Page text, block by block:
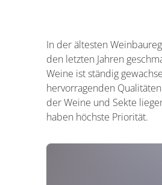
0 Sitzplätze (außen)
In der ältesten
den letzten Jahren
Weine ist ständig
hervorragenden
der Weine und Sekte
haben höchste Priorität.